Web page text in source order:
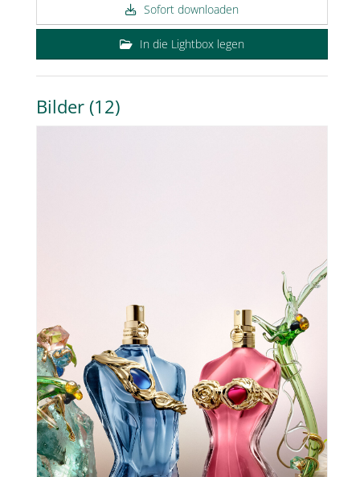
Sofort downloaden
In die Lightbox legen
Bilder (12)